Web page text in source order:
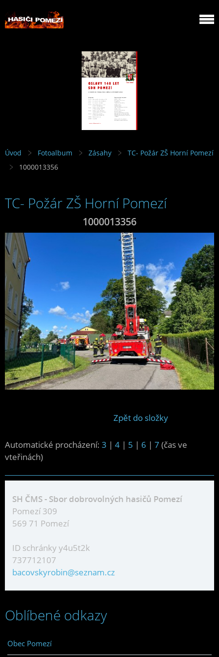
Úvod Fotoalbum Zásahy
TC- Požár ZŠ Horní Pomezí
1000013356
TC- Požár ZŠ Horní Pomezí
1000013356
Zpět do složky
Automatické procházení: 3 | 4 | 5 | 6 | 7 (čas ve
vteřinách)
SH ČMS - Sbor dobrovolných hasičů Pomezí
Pomezí 309
569 71 Pomezí
ID schránky y4u5t2k
737712107
bacovskyrobin@seznam.cz
Oblíbené odkazy
Obec Pomezí